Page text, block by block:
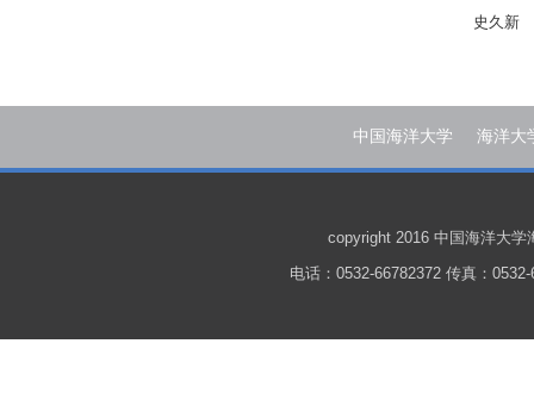
史久新
中国海洋大学 海洋大
copyright 2016 中国海洋大学
电话：0532-66782372 传真：